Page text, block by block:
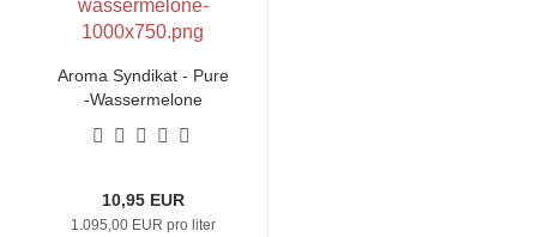
Aroma Syndikat - Pure
-Wassermelone
10,95 EUR
1.095,00 EUR pro liter